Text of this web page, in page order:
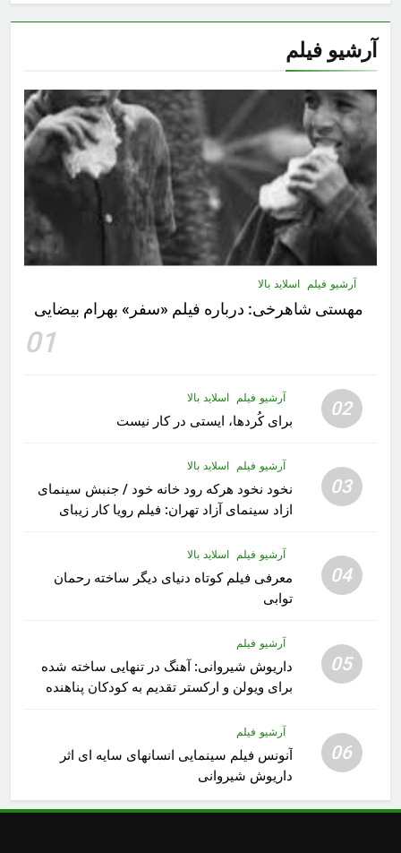
آرشیو فیلم
آرشیو فیلم اسلاید بالا
مهستى شاهرخى:‌ درباره فيلم «سفر» بهرام بیضایی
01
02 آرشیو فیلم اسلاید بالا
برای کُردها، ایستی در کار نیست
03
آرشیو فیلم اسلاید بالا
نخود نخود هرکه رود خانه خود / جنبش سینمای
ازاد سینمای آزاد تهران: فیلم رویا کار زیبای
04
آرشیو فیلم اسلاید بالا
معرفی فیلم کوتاه دنیای دیگر ساخته رحمان
توابی
05
آرشیو فیلم
داریوش شیروانی: آهنگ در تنهایی ساخته شده
برای ویولن و ارکستر تقدیم به کودکان پناهنده
06
آرشیو فیلم
آنونس فیلم سینمایی انسانهای سایه ای اثر
داریوش شیروانی